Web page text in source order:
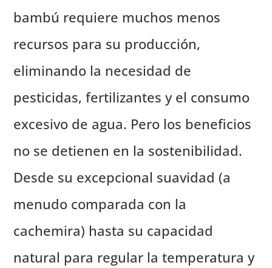
bambú requiere muchos menos
recursos para su producción,
eliminando la necesidad de
pesticidas, fertilizantes y el consumo
excesivo de agua. Pero los beneficios
no se detienen en la sostenibilidad.
Desde su excepcional suavidad (a
menudo comparada con la
cachemira) hasta su capacidad
natural para regular la temperatura y